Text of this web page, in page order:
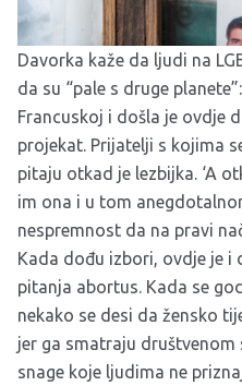
Davorka kaže da ljudi na
da su “pale s druge
Francuskoj i došla je ovdje
projekat. Prijatelji s kojima
pitaju otkad je lezbijka. ‘A
im ona i u tom
nespremnost da na pravi
Kada dođu izbori, ovdje je i
pitanja abortus. Kada se
nekako se desi da žensko
jer ga smatraju
snage koje ljudima ne